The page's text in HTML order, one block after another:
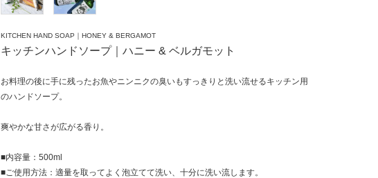
KITCHEN HAND SOAP｜HONEY & BERGAMOT
キッチンハンドソープ｜ハニー & ベルガモット
お料理の後に手に残ったお魚やニンニクの臭いもすっきりと洗い流せるキッチン用
のハンドソープ。
爽やかな甘さが広がる香り。
■内容量：500ml
■ご使用方法：適量を取ってよく泡立てて洗い、十分に洗い流します。